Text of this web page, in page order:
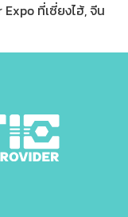
Expo ที่เซี่ยงไฮ้, จีน